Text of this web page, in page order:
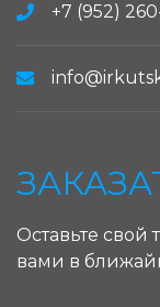
+7 (952)
Оставьте свой
вами в